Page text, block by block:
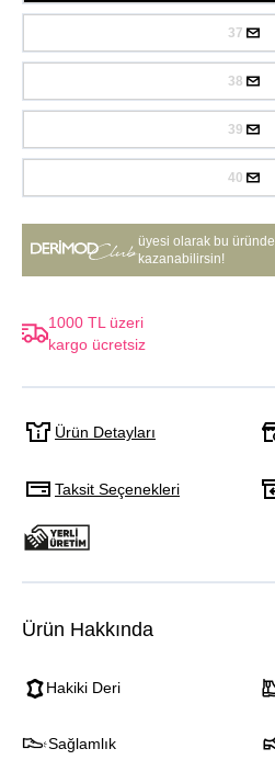
37
38
39
40
üyesi olarak bu üründe
kazanabilirsin!
1000 TL üzeri
kargo ücretsiz
Ürün Detayları
Taksit Seçenekleri
Ürün Hakkında
Hakiki Deri
Sağlamlık